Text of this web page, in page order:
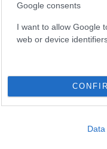
Google consents
I want to allow Google
web or device
σαφή ανοδική
20% σε σχέση
των 1.000
των αποδοχών